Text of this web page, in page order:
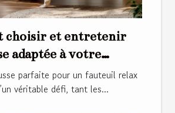
choisir et entretenir
adaptée à votre
?
parfaite pour un fauteuil relax
véritable défi, tant les...